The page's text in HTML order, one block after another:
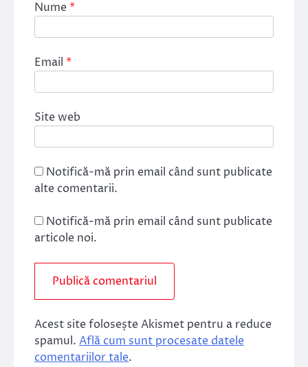
Nume*
Email *
Site web
Notifică-mă prin email când sunt publicate
alte comentarii.
Notifică-mă prin email când sunt publicate
articole noi.
Acest site folosește Akismet pentru a reduce
spamul. Află cum sunt procesate datele
comentariilor tale.